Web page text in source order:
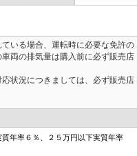
いる場合、運転時に必要な免許の
両の排気量は購入前に必ず販売店
状況につきましては、必ず販売店
年率６％、２５万円以下実質年率